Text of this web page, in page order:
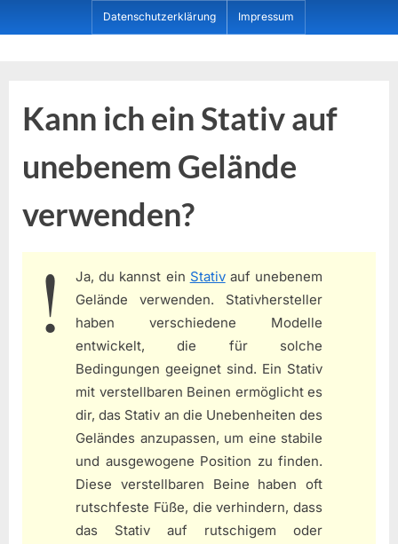
to
Datenschutzerklärung Impressum
Kann ich ein Stativ auf
unebenem Gelände
verwenden?
Ja, du kannst ein Stativauf unebenem
Gelände verwenden. Stativhersteller
haben verschiedene Modelle
entwickelt, die für solche
Bedingungen geeignet sind. Ein Stativ
mit verstellbaren Beinen ermöglicht es
dir, das Stativ an die Unebenheiten des
Geländes anzupassen, um eine stabile
und ausgewogene Position zu finden.
Diese verstellbaren Beine haben oft
rutschfeste Füße, die verhindern, dass
das Stativ auf rutschigem oder